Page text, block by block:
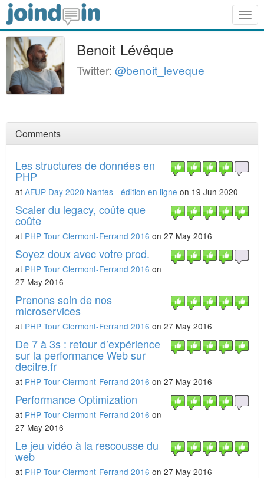
Benoit Lévêque
Twitter: @benoit_leveque
Comments
Les structures de données en
PHP
at AFUP Day 2020 Nantes - édition en ligne on 19 Jun 2020
Scaler du legacy, coûte que
coûte
at PHP Tour Clermont-Ferrand 2016 on 27 May 2016
Soyez doux avec votre prod.
at PHP Tour Clermont-Ferrand 2016 on
27 May 2016
Prenons soin de nos
microservices
at PHP Tour Clermont-Ferrand 2016 on 27 May 2016
De 7 à 3s : retour d’expérience
sur la performance Web sur
decitre.fr
at PHP Tour Clermont-Ferrand 2016 on 27 May 2016
Performance Optimization
at PHP Tour Clermont-Ferrand 2016 on
27 May 2016
Le jeu vidéo à la rescousse du
web
at PHP Tour Clermont-Ferrand 2016 on 27 May 2016